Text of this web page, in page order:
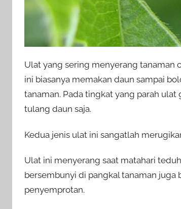
Ulat yang sering menyerang tanaman
ini biasanya memakan daun sampai
tanaman. Pada tingkat yang parah
tulang daun saja.
Kedua jenis ulat ini sangatlah
Ulat ini menyerang saat matahari
bersembunyi di pangkal tanaman
penyemprotan.